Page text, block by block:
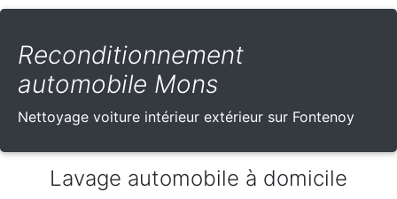
Reconditionnement
automobile Mons
Nettoyage voiture intérieur extérieur sur Fontenoy
Lavage automobile à domicile